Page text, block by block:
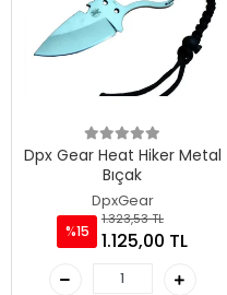
Dpx Gear Heat Hiker Metal
Bıçak
DpxGear
%15
1.323,53 TL
1.125,00 TL